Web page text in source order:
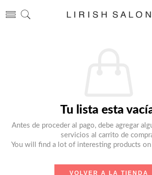
Tu lista esta
Antes de proceder al pago, debe agregar
servicios al carrito de
You will find a lot of interesting products on
VOLVER A LA TIENDA